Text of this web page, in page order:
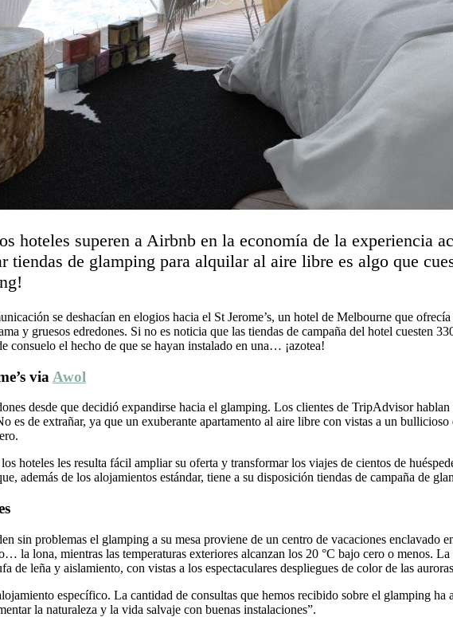
hoteles superen a Airbnb en la economía de la experiencia
tiendas de glamping para alquilar al aire libre es algo que
se deshacían en elogios hacia el St Jerome’s, un hotel de Melbourne que
y gruesos edredones. Si no es noticia que las tiendas de campaña del hotel cuesten
consuelo el hecho de que se hayan instalado en una… ¡azotea!
via Awol
desde que decidió expandirse hacia el glamping. Los clientes de TripAdvisor
es de extrañar, ya que un exuberante apartamento al aire libre con vistas a un
hoteles les resulta fácil ampliar su oferta y transformar los viajes de cientos de
además de los alojamientos estándar, tiene a su disposición tiendas de campaña de
sin problemas el glamping a su mesa proviene de un centro de vacaciones
la lona, mientras las temperaturas exteriores alcanzan los 20 °C bajo cero o menos.
de leña y aislamiento, con vistas a los espectaculares despliegues de color de las
específico. La cantidad de consultas que hemos recibido sobre el glamping
la naturaleza y la vida salvaje con buenas instalaciones”.